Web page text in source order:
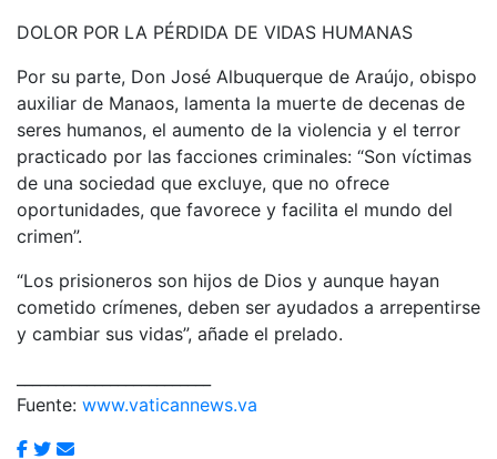
DOLOR POR LA PÉRDIDA DE VIDAS HUMANAS
Por su parte, Don José Albuquerque de Araújo, obispo
auxiliar de Manaos, lamenta la muerte de decenas de
seres humanos, el aumento de la violencia y el terror
practicado por las facciones criminales: “Son víctimas
de una sociedad que excluye, que no ofrece
oportunidades, que favorece y facilita el mundo del
crimen”.
“Los prisioneros son hijos de Dios y aunque hayan
cometido crímenes, deben ser ayudados a arrepentirse
y cambiar sus vidas”, añade el prelado.
Fuente: www.vaticannews.va